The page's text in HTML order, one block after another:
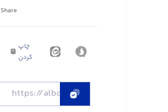
Share
چاپ
کردن